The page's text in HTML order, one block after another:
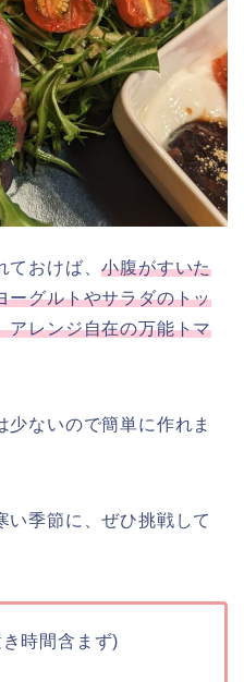
ておけば、小腹がすいた
ーグルトやサラダのトッ
アレンジ自在の万能トマ
少ないので簡単に作れま
い季節に、ぜひ挑戦して
時間含まず)